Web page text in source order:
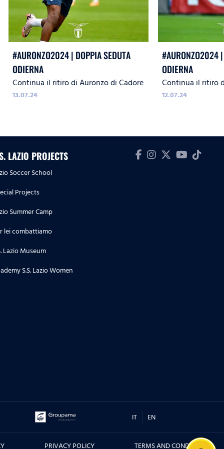
#AURONZO2024 | DOPPIA SEDUTA
ODIERNA
Continua il ritiro di Auronzo di Cadore
13.07.24
#AURONZO2024
ODIERNA
Continua il ritiro
12.07.24
LAZIO PROJECTS
Soccer School
Projects
Summer Camp
lei combattiamo
Lazio Museum
S.S. Lazio Women
IT EN
PRIVACY POLICY TERMS AND CONDITIONS